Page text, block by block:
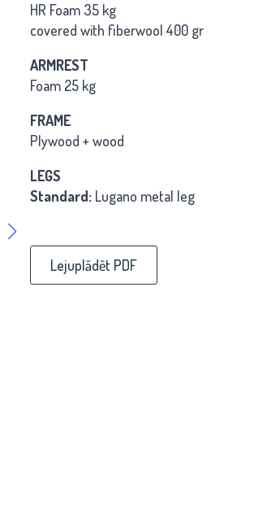
HR Foam 35 kg
covered with fiberwool 400 gr
ARMREST
Foam 25 kg
FRAME
Plywood + wood
LEGS
Standard: Lugano metal leg
Lejuplādēt PDF